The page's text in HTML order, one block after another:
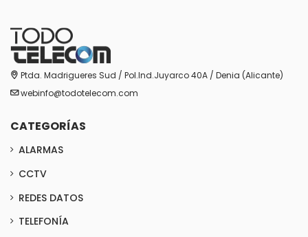
Ptda. Madrigueres Sud / Pol.Ind.Juyarco 40A / Denia (Alicante)
webinfo@todotelecom.com
CATEGORÍAS
ALARMAS
CCTV
REDES DATOS
TELEFONÍA